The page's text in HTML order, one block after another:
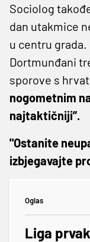
Sociolog
dan utakmice
u centru
Dortmunđani
sporove s
nogometnim
najtaktičniji”.
"Ostanite
izbjegavajte
Oglas
Liga